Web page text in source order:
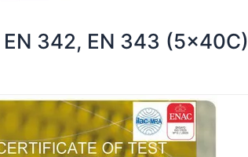
342, EN 343 (5x40C)